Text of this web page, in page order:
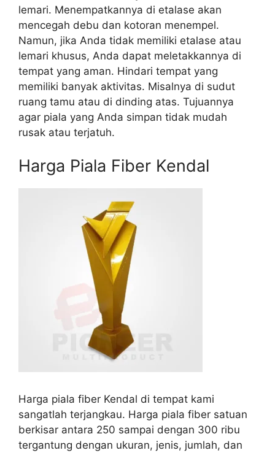
lemari. Menempatkannya di etalase akan
mencegah debu dan kotoran menempel.
Namun, jika Anda tidak memiliki etalase atau
lemari khusus, Anda dapat meletakkannya di
tempat yang aman. Hindari tempat yang
memiliki banyak aktivitas. Misalnya di sudut
ruang tamu atau di dinding atas. Tujuannya
agar piala yang Anda simpan tidak mudah
rusak atau terjatuh.
Harga Piala Fiber Kendal
Harga piala fiber Kendal di tempat kami
sangatlah terjangkau. Harga piala fiber satuan
berkisar antara 250 sampai dengan 300 ribu
tergantung dengan ukuran, jenis, jumlah, dan